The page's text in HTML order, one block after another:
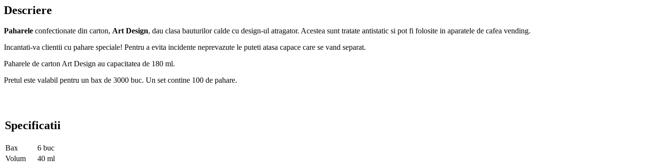
Descriere
Paharele confectionate din carton, Art Design, dau clasa bauturilor calde cu design-ul atragator. Acestea sunt tratate antistatic si pot fi folosite in aparatele de cafea vending.
Incantati-va clientii cu pahare speciale! Pentru a evita incidente neprevazute le puteti atasa capace care se vand separat.
Paharele de carton Art Design au capacitatea de 180 ml.
Pretul este valabil pentru un bax de 3000 buc. Un set contine 100 de pahare.
Specificatii
Bax
6 buc
Volum
40 ml